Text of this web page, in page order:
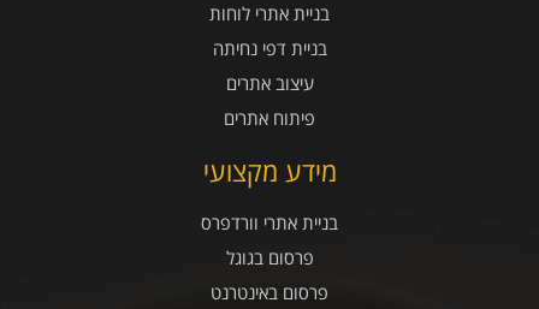
בניית אתרי לוחות
בניית דפי נחיתה
עיצוב אתרים
פיתוח אתרים
מידע מקצועי
בניית אתרי וורדפרס
פרסום בגוגל
פרסום באינטרנט